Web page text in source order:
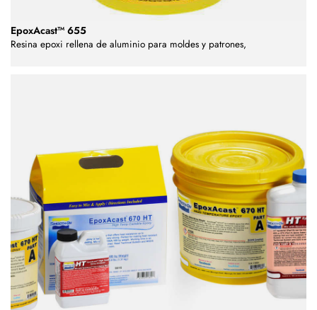
EpoxAcast™ 655
Resina epoxi rellena de aluminio para moldes y patrones,